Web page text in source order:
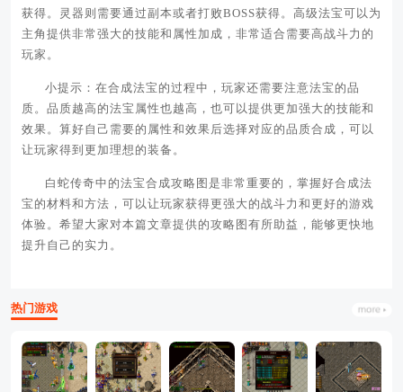
获得。灵器则需要通过副本或者打败BOSS获得。高级法宝可以为
主角提供非常强大的技能和属性加成，非常适合需要高战斗力的
玩家。
小提示：在合成法宝的过程中，玩家还需要注意法宝的品
质。品质越高的法宝属性也越高，也可以提供更加强大的技能和
效果。算好自己需要的属性和效果后选择对应的品质合成，可以
让玩家得到更加理想的装备。
白蛇传奇中的法宝合成攻略图是非常重要的，掌握好合成法
宝的材料和方法，可以让玩家获得更强大的战斗力和更好的游戏
体验。希望大家对本篇文章提供的攻略图有所助益，能够更快地
提升自己的实力。
热门游戏